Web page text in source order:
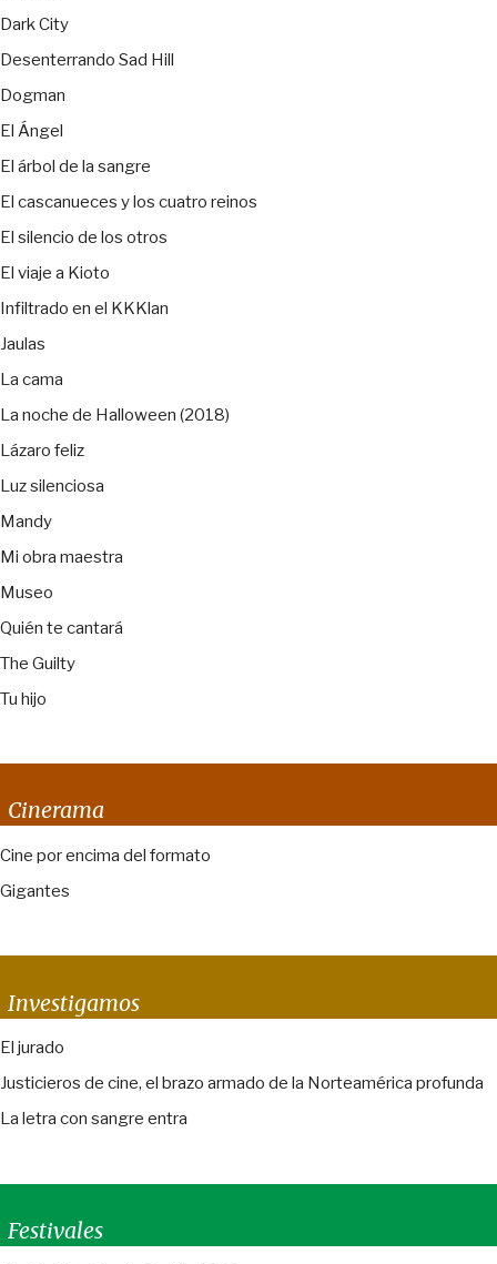
Dark City
Desenterrando Sad Hill
Dogman
El Ángel
El árbol de la sangre
El cascanueces y los cuatro reinos
El silencio de los otros
El viaje a Kioto
Infiltrado en el KKKlan
Jaulas
La cama
La noche de Halloween (2018)
Lázaro feliz
Luz silenciosa
Mandy
Mi obra maestra
Museo
Quién te cantará
The Guilty
Tu hijo
Cinerama
Cine por encima del formato
Gigantes
Investigamos
El jurado
Justicieros de cine, el brazo armado de la Norteamérica profunda
La letra con sangre entra
Festivales